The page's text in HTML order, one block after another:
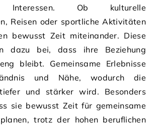
Interessen. Ob kulturelle
Reisen oder sportliche Aktivitäten
bewusst Zeit miteinander. Diese
dazu bei, dass ihre Beziehung
bleibt. Gemeinsame Erlebnisse
und Nähe, wodurch die
und stärker wird. Besonders
sie bewusst Zeit für gemeinsame
trotz der hohen beruflichen